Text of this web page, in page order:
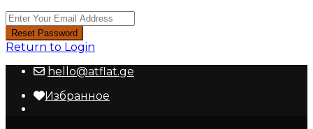
Reset Password
Return to Login
hello@atflat.ge
Избранное